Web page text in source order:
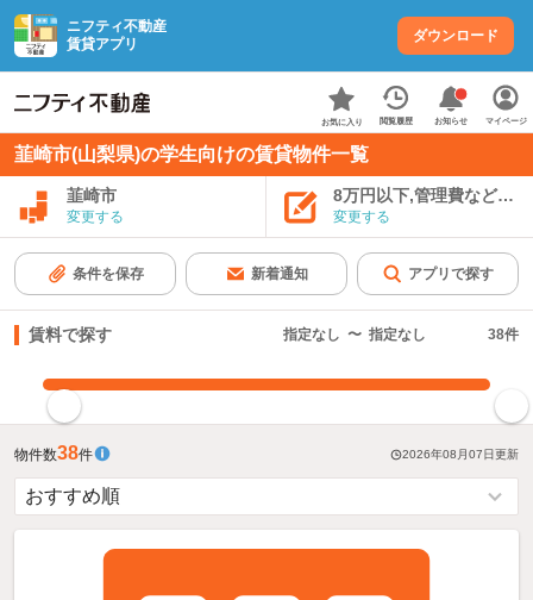
ニフティ不動産
賃貸アプリ
ダウンロード
お気に入り 閲覧履歴 お知らせ マイページ
韮崎市(山梨県)の学生向けの賃貸物件一覧
韮崎市
変更する
8万円以下,管理費など込み
変更する
条件を保存 新着通知 アプリで探す
賃料で探す 指定なし 〜 指定なし 38件
物件数38件 2026年08月07日更新